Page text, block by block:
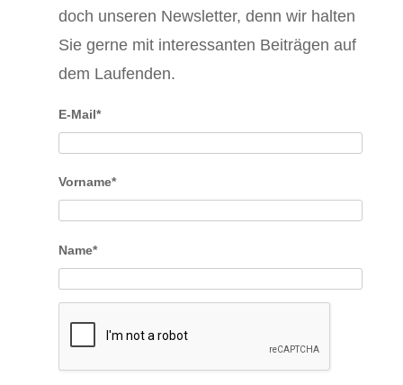
doch unseren Newsletter, denn wir halten
Sie gerne mit interessanten Beiträgen auf
dem Laufenden.
E-Mail*
Vorname*
Name*